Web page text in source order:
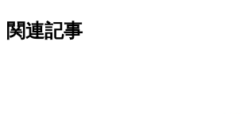
関連記事